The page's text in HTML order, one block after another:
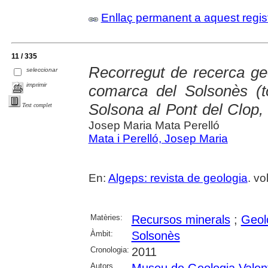
Enllaç permanent a aquest
11 / 335
seleccionar
imprimir
Text complet
Recorregut de recerca
comarca del Solsonès
Solsona al Pont del
Josep Maria Mata Perelló
Mata i Perelló, Josep Maria
En: Algeps: revista de geologia.
Matèries: Recursos minerals;
Àmbit: Solsonès
Cronologia: 2011
Autors